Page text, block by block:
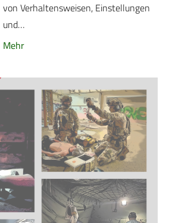
von Verhaltensweisen, Einstellungen
und…
Mehr